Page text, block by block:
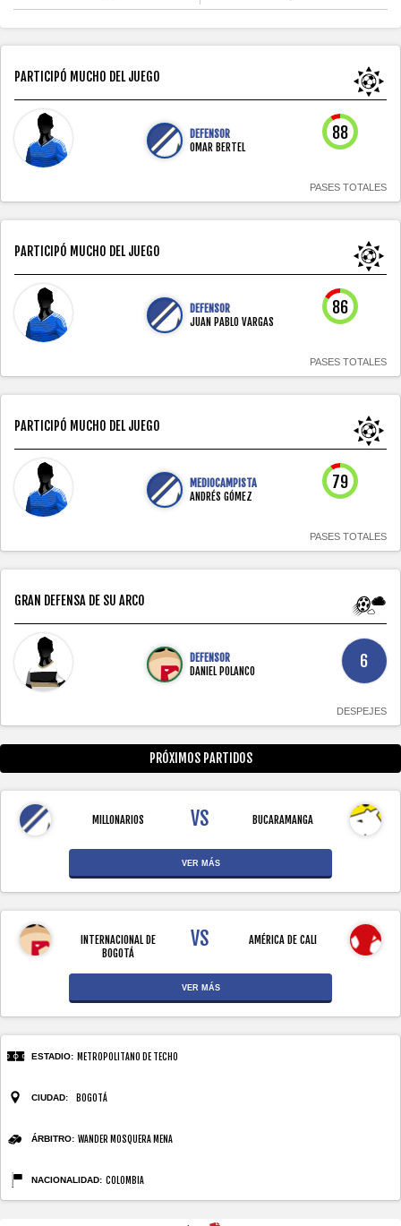
PARTICIPÓ MUCHO DEL JUEGO
DEFENSOR
OMAR BERTEL
88
PASES TOTALES
PARTICIPÓ MUCHO DEL JUEGO
DEFENSOR
JUAN PABLO VARGAS
86
PASES TOTALES
PARTICIPÓ MUCHO DEL JUEGO
MEDIOCAMPISTA
ANDRÉS GÓMEZ
79
PASES TOTALES
GRAN DEFENSA DE SU ARCO
DEFENSOR
DANIEL POLANCO
6
DESPEJES
PRÓXIMOS PARTIDOS
MILLONARIOS VS BUCARAMANGA
VER MÁS
INTERNACIONAL DE
BOGOTÁ
VS AMÉRICA DE CALI
VER MÁS
ESTADIO: METROPOLITANO DE TECHO
CIUDAD: BOGOTÁ
ÁRBITRO: WANDER MOSQUERA MENA
NACIONALIDAD: COLOMBIA